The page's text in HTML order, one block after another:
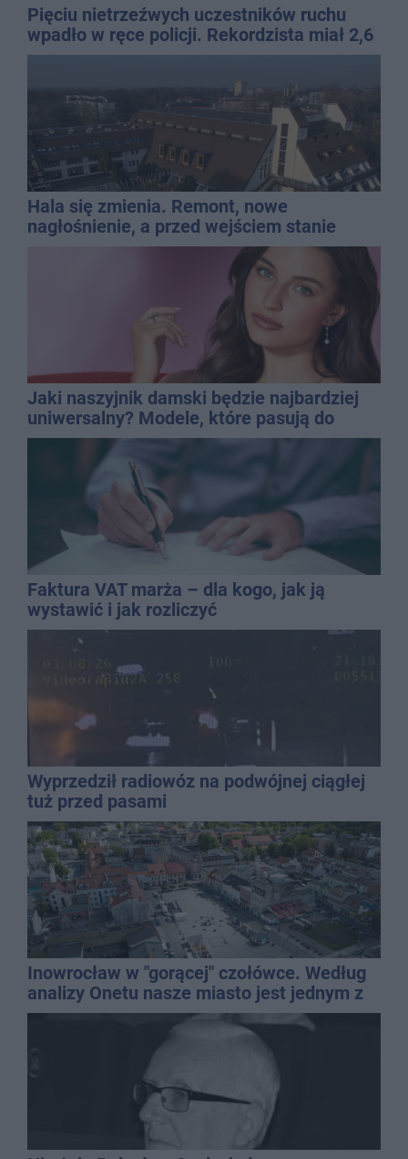
Pięciu nietrzeźwych uczestników ruchu
wpadło w ręce policji. Rekordzista miał 2,6
promila
Hala się zmienia. Remont, nowe
nagłośnienie, a przed wejściem stanie
QEMETICA ARENA
Jaki naszyjnik damski będzie najbardziej
uniwersalny? Modele, które pasują do
wielu stylizacji
Faktura VAT marża – dla kogo, jak ją
wystawić i jak rozliczyć
Wyprzedził radiowóz na podwójnej ciągłej
tuż przed pasami
Inowrocław w "gorącej" czołówce. Według
analizy Onetu nasze miasto jest jednym z
najbardziej narażonych na upały